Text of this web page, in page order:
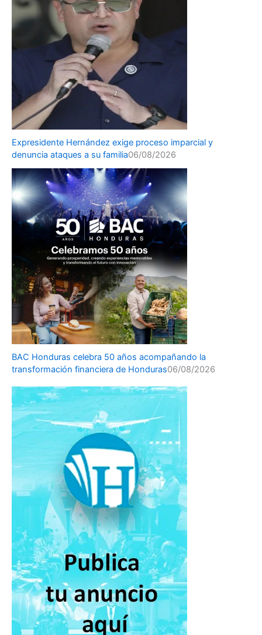
Expresidente Hernández exige proceso imparcial y
denuncia ataques a su familia06/08/2026
BAC Honduras celebra 50 años acompañando la
transformación financiera de Honduras06/08/2026